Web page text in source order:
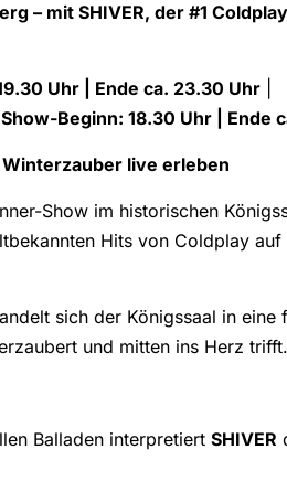
– mit SHIVER, der #1
Uhr | Ende ca. 23.30 Uhr
Beginn: 18.30 Uhr | Ende
live erleben
Show im historischen
Hits von Coldplay
sich der Königssaal in
und mitten ins Herz trifft.
Balladen interpretiert SHIVER